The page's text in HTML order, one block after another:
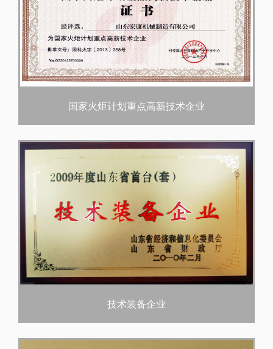
国家火炬计划重点高新技术企业
技术装备企业